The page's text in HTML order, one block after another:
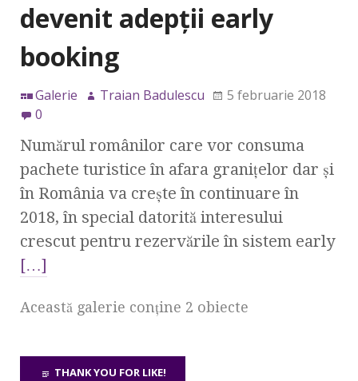
devenit adepţii early
booking
Galerie Traian Badulescu
5 februarie 2018
0
Numărul românilor care vor consuma
pachete turistice în afara graniţelor dar şi
în România va creşte în continuare în
2018, în special datorită interesului
crescut pentru rezervările în sistem early
[…]
Această galerie conţine 2 obiecte
THANK YOU FOR LIKE!